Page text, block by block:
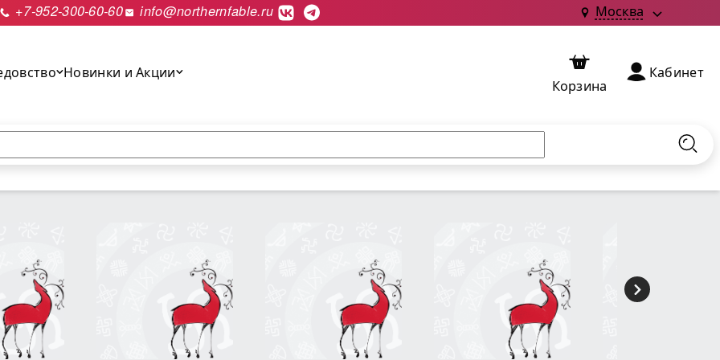
+7-952-300-60-60 info@northernfable.ru Москва
Новинки и Акции
Корзина
Кабинет